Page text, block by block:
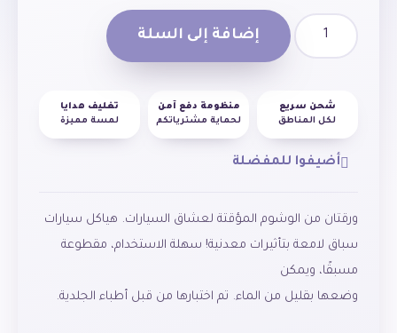
إضافة إلى السلة
شحن سريع
لكل المناطق
منظومة دفع آمن
لحماية مشترياتكم
تغليف هدايا
لمسة مميزة
أضيفوا للمفضلة
ورقتان من الوشوم المؤقتة لعشاق السيارات. هياكل سيارات
سباق لامعة بتأثيرات معدنية! سهلة الاستخدام، مقطوعة